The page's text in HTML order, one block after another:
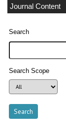
Journal Content
Search
Search Scope